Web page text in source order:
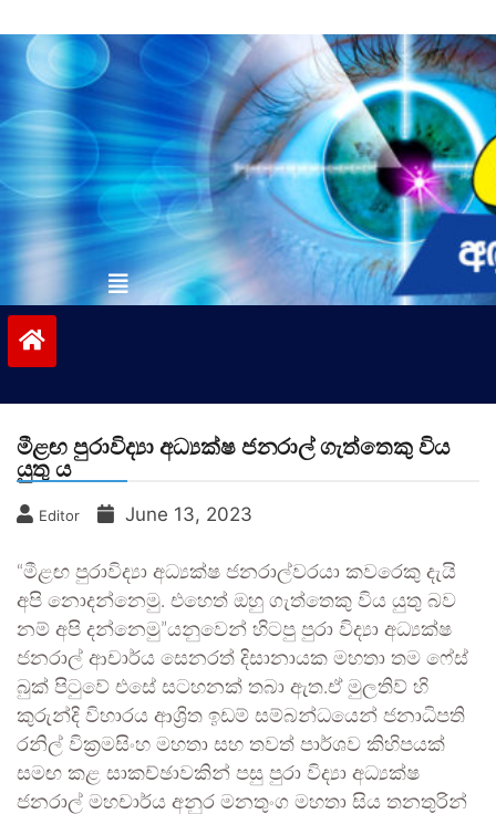
to
contentvinivida.lk
මීළඟ පුරාවිද්‍යා අධ්‍යක්ෂ ජනරාල් ගැත්තෙකු විය
යුතු ය
Editor June 13, 2023
“මීළඟ පුරාවිද්‍යා අධ්‍යක්ෂ ජනරාල්වරයා කවරෙකු දැයි
අපි නොදන්නෙමු. එහෙත් ඔහු ගැත්තෙකු විය යුතු බව
නම් අපි දන්නෙමු”යනුවෙන් හිටපු පුරා විද්‍යා අධ්‍යක්ෂ
ජනරාල් ආචාර්ය සෙනරත් දිසානායක මහතා තම ෆේස්
බුක් පිටුවේ එසේ සටහනක් තබා ඇත.ඒ මුලතිව් හි
කුරුන්දි විහාරය ආශ්‍රිත ඉඩම් සම්බන්ධයෙන් ජනාධිපති
රනිල් වික්‍රමසිංහ මහතා සහ තවත් පාර්ශව කිහිපයක්
සමඟ කළ සාකච්ඡාවකින් පසු පුරා විද්‍යා අධ්‍යක්ෂ
ජනරාල් මහචාර්ය අනුර මනතුංග මහතා සිය තනතුරින්